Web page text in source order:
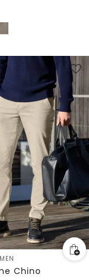
Chino